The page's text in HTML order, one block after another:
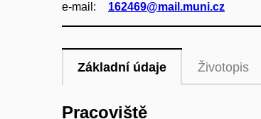
e‑mail: 162469@mail.muni.cz
Základní údaje Životopis
Pracoviště